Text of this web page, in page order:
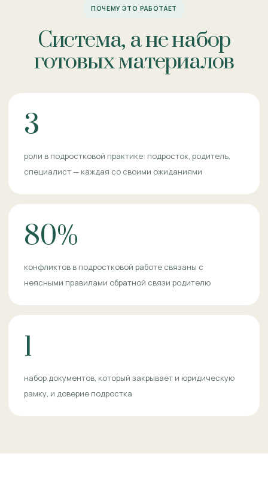
ПОЧЕМУ ЭТО РАБОТАЕТ
Система, а не набор
готовых материалов
3
роли в подростковой практике: подросток, родитель,
специалист — каждая со своими ожиданиями
80%
конфликтов в подростковой работе связаны с
неясными правилами обратной связи родителю
1
набор документов, который закрывает и юридическую
рамку, и доверие подростка